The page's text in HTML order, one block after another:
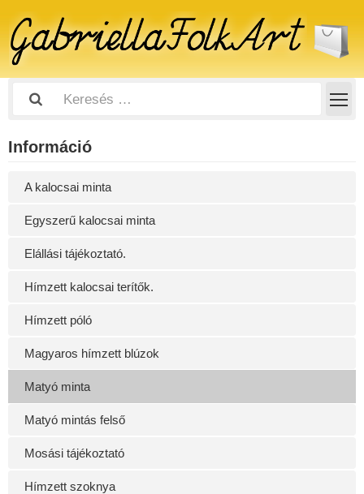
Információ
A kalocsai minta
Egyszerű kalocsai minta
Elállási tájékoztató.
Hímzett kalocsai terítők.
Hímzett póló
Magyaros hímzett blúzok
Matyó minta
Matyó mintás felső
Mosási tájékoztató
Hímzett szoknya